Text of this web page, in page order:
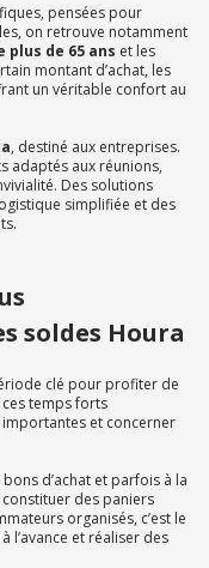
pensées pour
on retrouve notamment
de 65 ans et les
montant d’achat, les
un véritable confort au
, destiné aux entreprises.
adaptés aux réunions,
Des solutions
simplifiée et des
soldes Houra
clé pour profiter de
temps forts
et concerner
d’achat et parfois à la
des paniers
organisés, c’est le
l’avance et réaliser des